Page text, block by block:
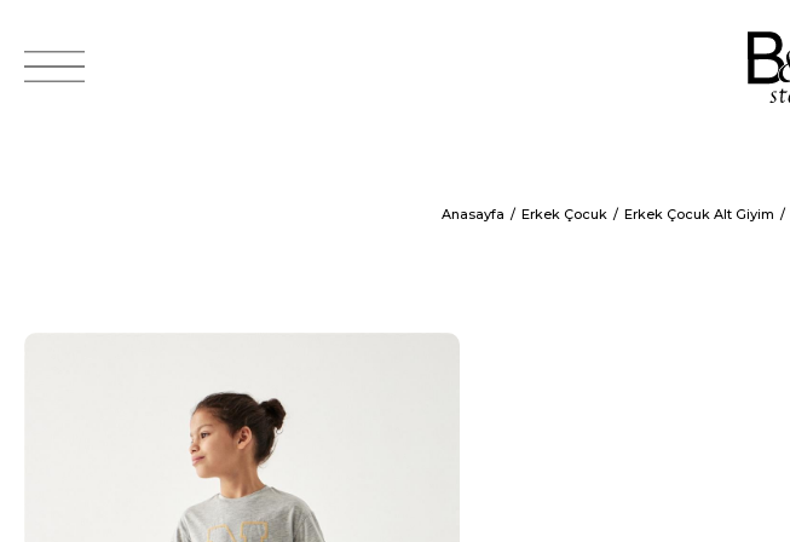
Anasayfa Erkek Çocuk Erkek Çocuk Alt Giyim